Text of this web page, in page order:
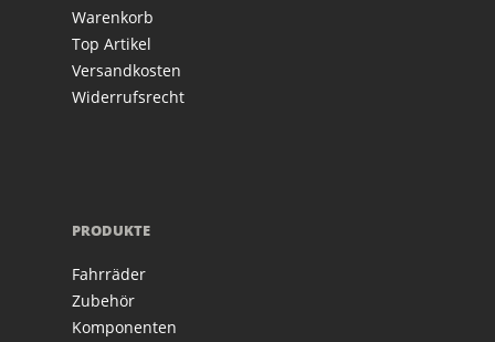
Warenkorb
Top Artikel
Versandkosten
Widerrufsrecht
PRODUKTE
Fahrräder
Zubehör
Komponenten